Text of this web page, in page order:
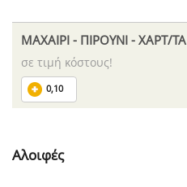
ΜΑΧΑΙΡΙ - ΠΙΡΟΥΝΙ - ΧΑΡΤ/ΤΑ
σε τιμή κόστους!
0,10
Αλοιφές